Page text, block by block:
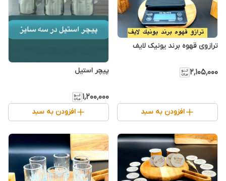
ترازوی قهوه برند یونیک لایف
۲٬۱۰۵٬۰۰۰
افزودن به سبد
۱٬۲۰۰٬۰۰۰
افزودن به سبد